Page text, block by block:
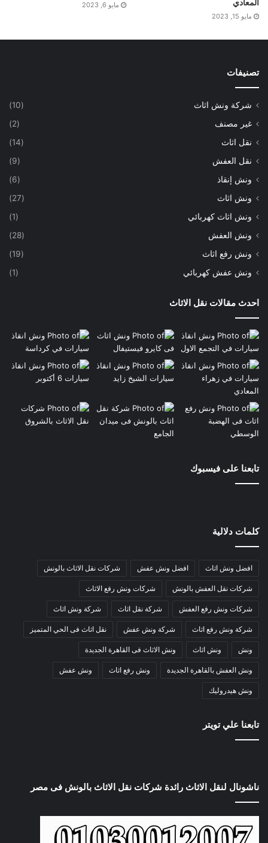
مايو 15, 2023
مايو 6, 2023
تصنيفات
شركة ونش اثاث
(10)
غير مصنف
(2)
نقل اثاث
(14)
نقل العفش
(9)
ونش إنقاذ
(6)
ونش اثاث
(27)
ونش اثاث كهربائي
(1)
ونش العفش
(28)
ونش رفع اثاث
(19)
ونش عفش كهربائي
(1)
احدث مقالات نقل الاثاث
تابعنا على فيسبوك
كلمات دلالية
افضل ونش اثاث افضل ونش عفش شركات نقل الاثاث بالونش
شركات نقل العفش بالونش شركات ونش رفع الاثاث
شركات ونش رفع العفش شركة نقل اثاث شركة ونش اثاث
شركة ونش رفع اثاث شركة ونش عفش نقل اثاث فى الحي المتميز
ونش ونش اثاث ونش الاثاث فى القاهرة الجديدة
ونش العفش بالقاهرة الجديدة ونش رفع اثاث ونش عفش
ونش هيدروليك
تابعنا علي تويتر
ناشونال لنقل الاثاث رائدة شركات نقل الاثاث بالونش فى مصر